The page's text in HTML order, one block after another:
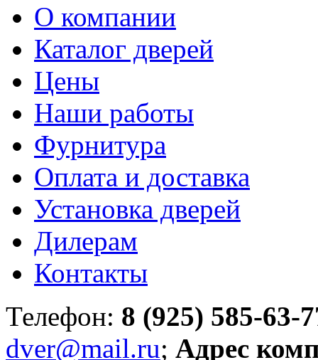
О компании
Каталог дверей
Цены
Наши работы
Фурнитура
Оплата и доставка
Установка дверей
Дилерам
Контакты
Телефон: 8 (925) 585-63-
dver@mail.ru; Адрес